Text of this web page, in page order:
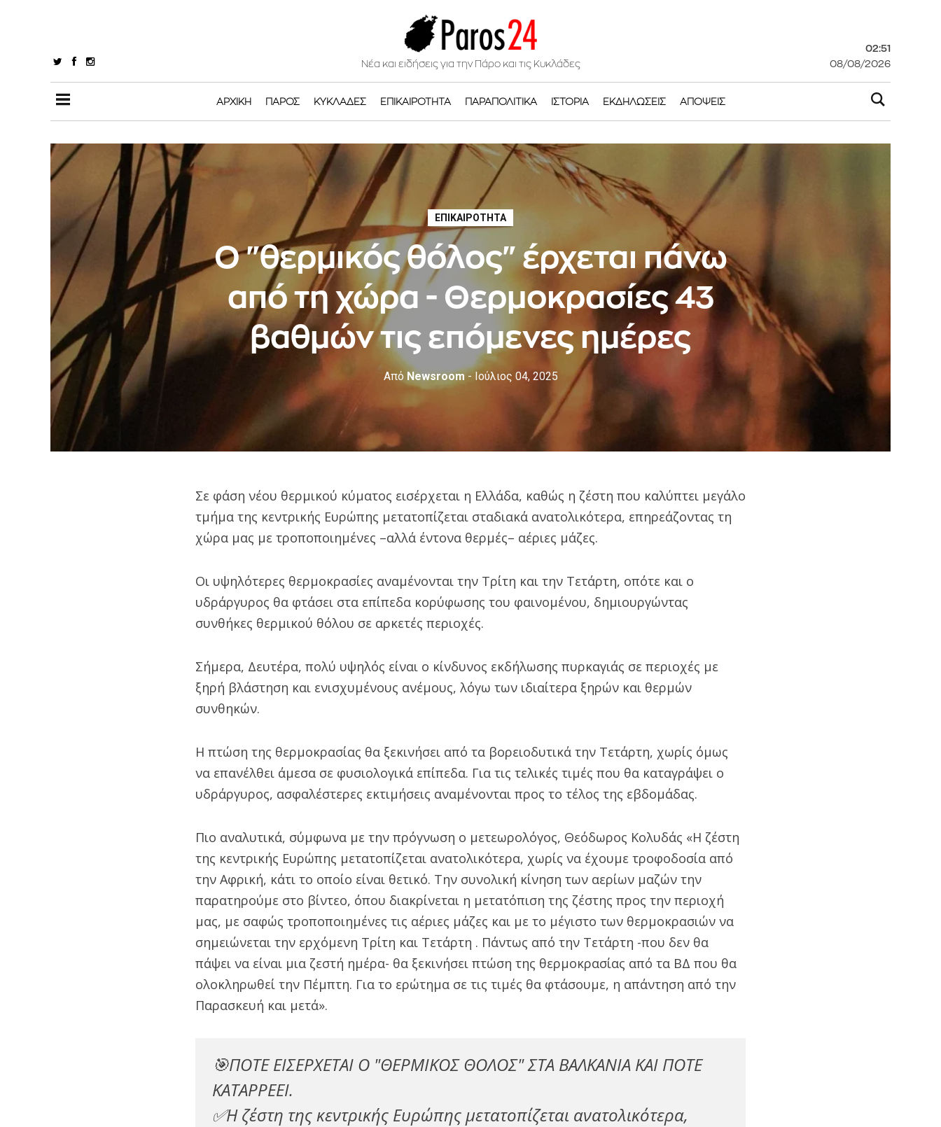
Νέα και ειδήσεις για την Πάρο και τις Κυκλάδες
02:51
08/08/2026
ΑΡΧΙΚΉ ΠΆΡΟΣ ΚΥΚΛΆΔΕΣ ΕΠΙΚΑΙΡΌΤΗΤΑ ΠΑΡΑΠΟΛΙΤΙΚΆ ΙΣΤΟΡΊΑ ΕΚΔΗΛΏΣΕΙΣ ΑΠΌΨΕΙΣ
ΕΠΙΚΑΙΡΌΤΗΤΑ
O "θερμικός θόλος" έρχεται πάνω
από τη χώρα - Θερμοκρασίες 43
βαθμών τις επόμενες ημέρες
Από Newsroom - Ιούλιος 04, 2025
Σε φάση νέου θερμικού κύματος εισέρχεται η Ελλάδα, καθώς η ζέστη που καλύπτει μεγάλο
τμήμα της κεντρικής Ευρώπης μετατοπίζεται σταδιακά ανατολικότερα, επηρεάζοντας τη
χώρα μας με τροποποιημένες –αλλά έντονα θερμές– αέριες μάζες.
Οι υψηλότερες θερμοκρασίες αναμένονται την Τρίτη και την Τετάρτη, οπότε και ο
υδράργυρος θα φτάσει στα επίπεδα κορύφωσης του φαινομένου, δημιουργώντας
συνθήκες θερμικού θόλου σε αρκετές περιοχές.
Σήμερα, Δευτέρα, πολύ υψηλός είναι ο κίνδυνος εκδήλωσης πυρκαγιάς σε περιοχές με
ξηρή βλάστηση και ενισχυμένους ανέμους, λόγω των ιδιαίτερα ξηρών και θερμών
συνθηκών.
Η πτώση της θερμοκρασίας θα ξεκινήσει από τα βορειοδυτικά την Τετάρτη, χωρίς όμως
να επανέλθει άμεσα σε φυσιολογικά επίπεδα. Για τις τελικές τιμές που θα καταγράψει ο
υδράργυρος, ασφαλέστερες εκτιμήσεις αναμένονται προς το τέλος της εβδομάδας.
Πιο αναλυτικά, σύμφωνα με την πρόγνωση ο μετεωρολόγος, Θεόδωρος Κολυδάς «Η ζέστη
της κεντρικής Ευρώπης μετατοπίζεται ανατολικότερα, χωρίς να έχουμε τροφοδοσία από
την Αφρική, κάτι το οποίο είναι θετικό. Την συνολική κίνηση των αερίων μαζών την
παρατηρούμε στο βίντεο, όπου διακρίνεται η μετατόπιση της ζέστης προς την περιοχή
μας, με σαφώς τροποποιημένες τις αέριες μάζες και με το μέγιστο των θερμοκρασιών να
σημειώνεται την ερχόμενη Τρίτη και Τετάρτη . Πάντως από την Τετάρτη -που δεν θα
πάψει να είναι μια ζεστή ημέρα- θα ξεκινήσει πτώση της θερμοκρασίας από τα ΒΔ που θα
ολοκληρωθεί την Πέμπτη. Για το ερώτημα σε τις τιμές θα φτάσουμε, η απάντηση από την
Παρασκευή και μετά».
🎯ΠΟΤΕ ΕΙΣΕΡΧΕΤΑΙ Ο "ΘΕΡΜΙΚΟΣ ΘΟΛΟΣ" ΣΤΑ ΒΑΛΚΑΝΙΑ ΚΑΙ ΠΟΤΕ
ΚΑΤΑΡΡΕΕΙ.
✅Η ζέστη της κεντρικής Ευρώπης μετατοπίζεται ανατολικότερα,